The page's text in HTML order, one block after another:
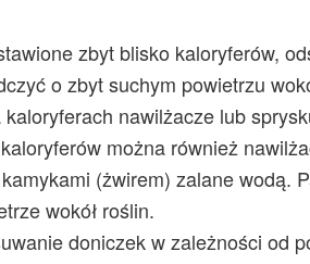
zbyt blisko kaloryferów,
o zbyt suchym powietrzu
nawilżacze lub
można również
(żwirem) zalane wodą.
wokół roślin.
doniczek w zależności od